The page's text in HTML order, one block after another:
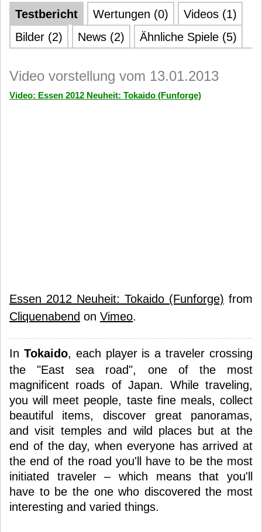
Testbericht Wertungen (0)
Videos (1)
Bilder (2)
News (2) Ähnliche Spiele (5)
Video vorstellung vom 13.01.2013
Video: Essen 2012 Neuheit: Tokaido (Funforge)
Essen 2012 Neuheit: Tokaido (Funforge) from
Cliquenabend on Vimeo.
In Tokaido, each player is a traveler crossing
the "East sea road", one of the most
magnificent roads of Japan. While traveling,
you will meet people, taste fine meals, collect
beautiful items, discover great panoramas,
and visit temples and wild places but at the
end of the day, when everyone has arrived at
the end of the road you'll have to be the most
initiated traveler – which means that you'll
have to be the one who discovered the most
interesting and varied things.